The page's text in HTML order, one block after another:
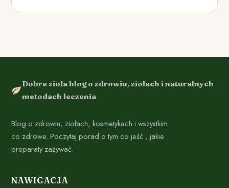
Dobre zioła blog o zdrowiu, ziołach i naturalnych
metodach leczenia
Blog o zdrowiu, ziołach, kosmetykach i wszystkim
co zdrowe. Poczytaj porad o tym co jeść , jakie
preparaty zażywać.
NAWIGACJA